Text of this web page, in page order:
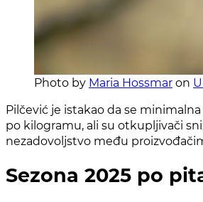
Photo by Maria Hossmar on
Pilčević je istakao da se
po kilogramu, ali su otkupljivači
nezadovoljstvo među
Sezona 2025 po